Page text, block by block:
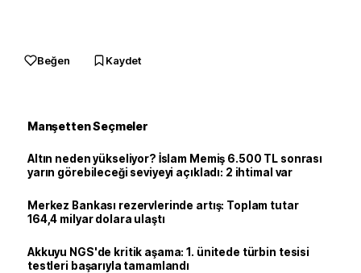
Beğen Kaydet
Manşetten Seçmeler
Altın neden yükseliyor? İslam Memiş 6.500 TL sonrası
yarın görebileceği seviyeyi açıkladı: 2 ihtimal var
Merkez Bankası rezervlerinde artış: Toplam tutar
164,4 milyar dolara ulaştı
Akkuyu NGS'de kritik aşama: 1. ünitede türbin tesisi
testleri başarıyla tamamlandı